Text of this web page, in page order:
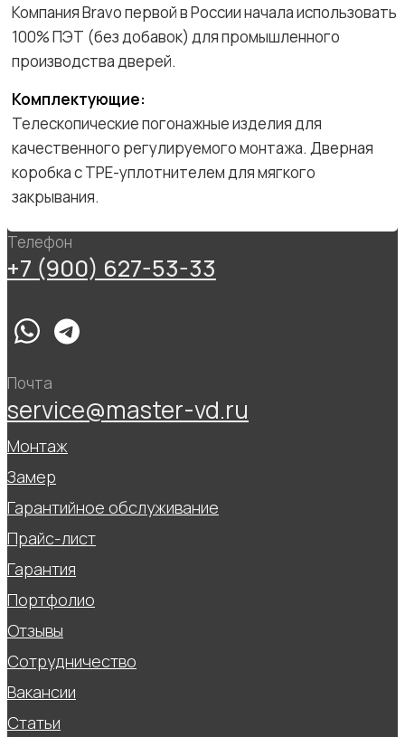
Компания Bravo первой в России начала использовать
100% ПЭТ (без добавок) для промышленного
производства дверей.
Комплектующие:
Телескопические погонажные изделия для
качественного регулируемого монтажа. Дверная
коробка с TPE-уплотнителем для мягкого
закрывания.
Телефон
+7 (900) 627-53-33
Почта
service@master-vd.ru
Монтаж
Замер
Гарантийное обслуживание
Прайс-лист
Гарантия
Портфолио
Отзывы
Сотрудничество
Вакансии
Статьи